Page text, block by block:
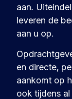
aan.
leveren de
aan u op.
en directe,
aankomt op
ook tijdens